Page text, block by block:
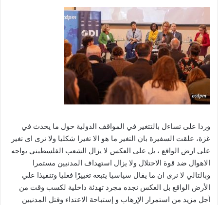
وردا على تساءل بالتتغير في المواقف الدولية حول ما يحدث في
غزة، علقت السفيرة بان التغير ما هو الا تغيرا شكليا ولا نرى اى تغير
على ارض الواقع ، بل على العكس لا يزال الشعب الفلسطيني يواجه
الاهوال ضد قوة الاحتلال ولا يزال استهداف المدنيين مستمرا
وبالتالي لا نرى ان ما يقال سياسيا يتبعه تغييرًا فعليا وتنفيذا علي
الأرض الواقع بل العكس نجده مجرد تهدئة داخلية لكسب وقت من
أجل مزيد من استمرار الإرهاب و إستباحة الاعتداء وقتل المدنيين